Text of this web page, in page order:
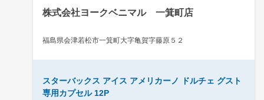
株式会社ヨークベニマル 一箕町店
福島県会津若松市一箕町大字亀賀字藤原５２
スターバックス アイス アメリカーノ ドルチェ グスト
専用カプセル 12P